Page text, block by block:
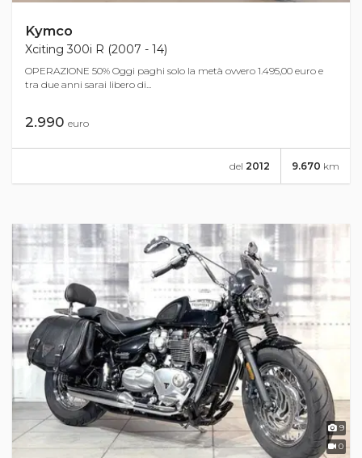
Kymco
Xciting 300i R (2007 - 14)
OPERAZIONE 50% Oggi paghi solo la metà ovvero 1.495,00 euro e
tra due anni sarai libero di...
2.990 euro
9.670 km
del 2012
9
0